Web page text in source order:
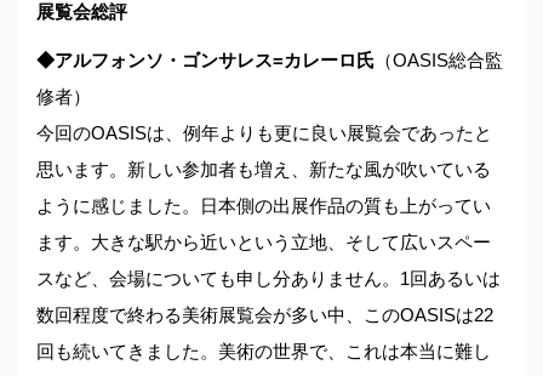
展覧会総評
◆アルフォンソ・ゴンサレス=カレーロ氏 （OASIS総合監
修者）
今回のOASISは、例年よりも更に良い展覧会であったと
思います。新しい参加者も増え、新たな風が吹いている
ように感じました。日本側の出展作品の質も上がってい
ます。大きな駅から近いという立地、そして広いスペー
スなど、会場についても申し分ありません。1回あるいは
数回程度で終わる美術展覧会が多い中、このOASISは22
回も続いてきました。美術の世界で、これは本当に難し